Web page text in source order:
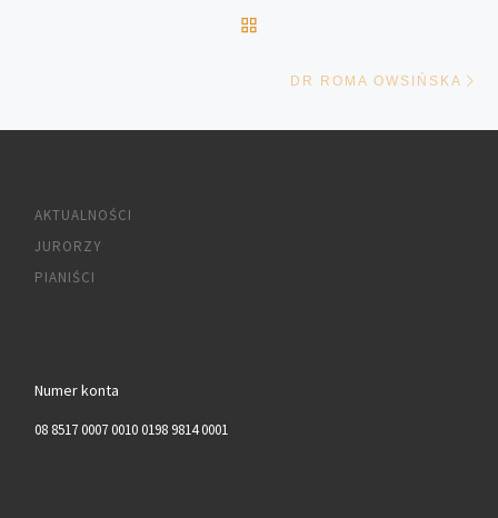
DR ROMA OWSIŃSKA
AKTUALNOŚCI
JURORZY
PIANIŚCI
Numer konta
08 8517 0007 0010 0198 9814 0001